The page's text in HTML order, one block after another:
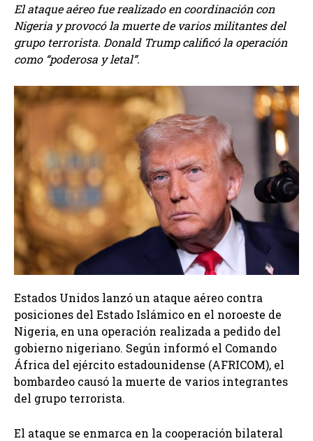
El ataque aéreo fue realizado en coordinación con
Nigeria y provocó la muerte de varios militantes del
grupo terrorista. Donald Trump calificó la operación
como “poderosa y letal”.
Estados Unidos lanzó un ataque aéreo contra
posiciones del Estado Islámico en el noroeste de
Nigeria, en una operación realizada a pedido del
gobierno nigeriano. Según informó el Comando
África del ejército estadounidense (AFRICOM), el
bombardeo causó la muerte de varios integrantes
del grupo terrorista.
El ataque se enmarca en la cooperación bilateral